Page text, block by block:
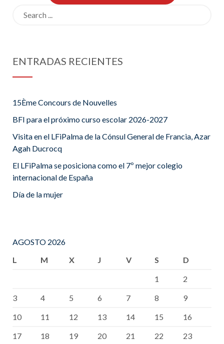
ENTRADAS RECIENTES
15Ème Concours de Nouvelles
BFI para el próximo curso escolar 2026-2027
Visita en el LFiPalma de la Cónsul General de Francia, Azar
Agah Ducrocq
El LFiPalma se posiciona como el 7º mejor colegio
internacional de España
Día de la mujer
AGOSTO 2026
L
M X J V S
D
1
2
3
4 5 6 7 8
9
10
11 12 13 14 15
16
17
18 19 20 21 22 23